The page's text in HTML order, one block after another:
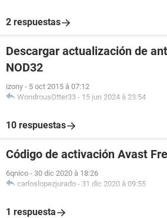
2 respuestas
Descargar actualización de
NOD32
izony - 5 oct 2015 à 07:12
WondrousOtter33 - 15 jun 2024 à 23:54
10 respuestas
Código de activación Avast
6qnico - 30 dic 2020 à 18:26
carloslopezjurado - 31 dic 2020 à 09:55
1 respuesta